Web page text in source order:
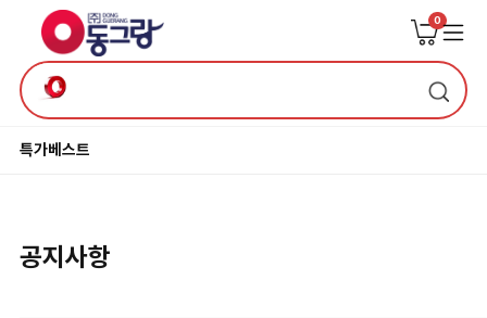
0
특가베스트
공지사항